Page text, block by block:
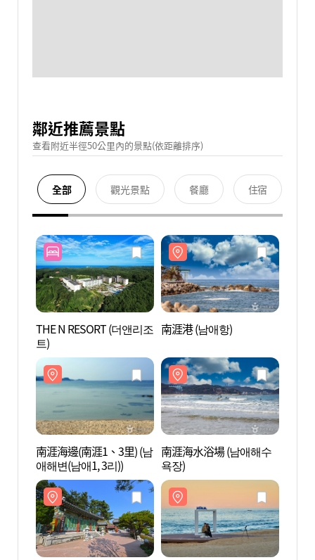
鄰近推薦景點
查看附近半徑50公里內的景點(依距離排序)
全部 觀光景點 餐廳 住宿
THE N RESORT (더앤리조
트)
南涯港 (남애항)
南涯海邊(南涯1、3里) (남
애해변(남애1, 3리))
南涯海水浴場 (남애해수
욕장)